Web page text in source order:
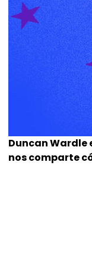
Duncan Wardle
nos comparte